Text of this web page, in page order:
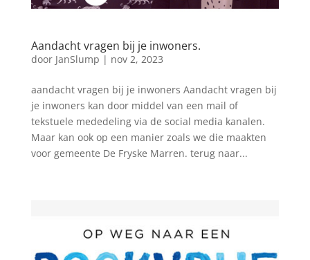
Aandacht vragen bij je inwoners.
door JanSlump | nov 2, 2023
aandacht vragen bij je inwoners Aandacht vragen bij
je inwoners kan door middel van een mail of
tekstuele mededeling via de social media kanalen.
Maar kan ook op een manier zoals we die maakten
voor gemeente De Fryske Marren. terug naar...